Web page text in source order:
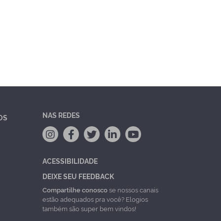
NAS REDES
ACESSIBILIDADE
DEIXE SEU FEEDBACK
Compartilhe conoscose nossos canais
estão adequados pra você? Elogios
também são super bem vindos!